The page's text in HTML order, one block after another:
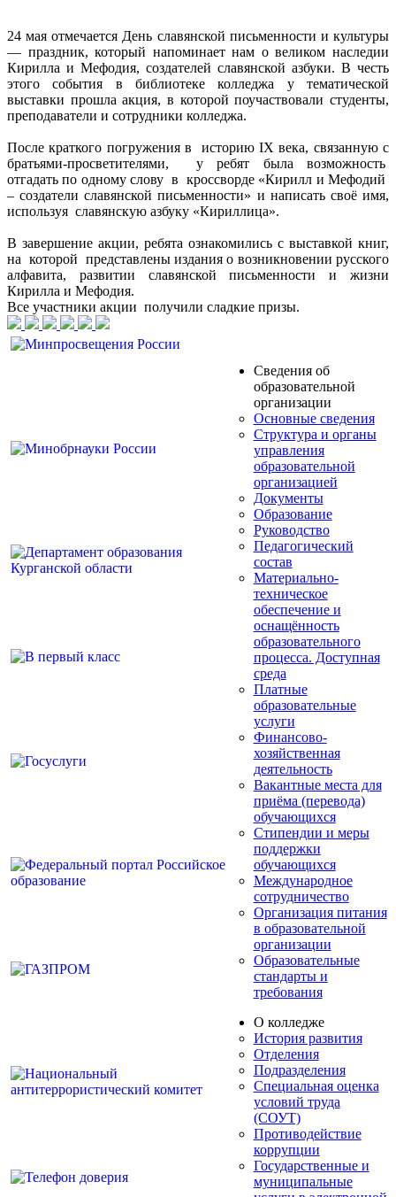
24 мая отмечается День славянской письменности и культуры
— праздник, который напоминает нам о великом наследии
Кирилла и Мефодия, создателей славянской азбуки. В честь
этого события в библиотеке колледжа у тематической
выставки прошла акция, в которой поучаствовали студенты,
преподаватели и сотрудники колледжа.
После краткого погружения в историю IX века, связанную с
братьями-просветителями, у ребят была возможность
отгадать по одному слову в кроссворде «Кирилл и Мефодий
– создатели славянской письменности» и написать своё имя,
используя славянскую азбуку «Кириллица».
В завершение акции, ребята ознакомились с выставкой книг,
на которой представлены издания о возникновении русского
алфавита, развитии славянской письменности и жизни
Кирилла и Мефодия.
Все участники акции получили сладкие призы.
Сведения об
образовательной
организации
Основные сведения
Структура и органы
управления
образовательной
организацией
Документы
Образование
Руководство
Педагогический
состав
Материально-
техническое
обеспечение и
оснащённость
образовательного
процесса. Доступная
среда
Платные
образовательные
услуги
Финансово-
хозяйственная
деятельность
Вакантные места для
приёма (перевода)
обучающихся
Стипендии и меры
поддержки
обучающихся
Международное
сотрудничество
Организация питания
в образовательной
организации
Образовательные
стандарты и
требования
О колледже
История развития
Отделения
Подразделения
Специальная оценка
условий труда
(СОУТ)
Противодействие
коррупции
Государственные и
муниципальные